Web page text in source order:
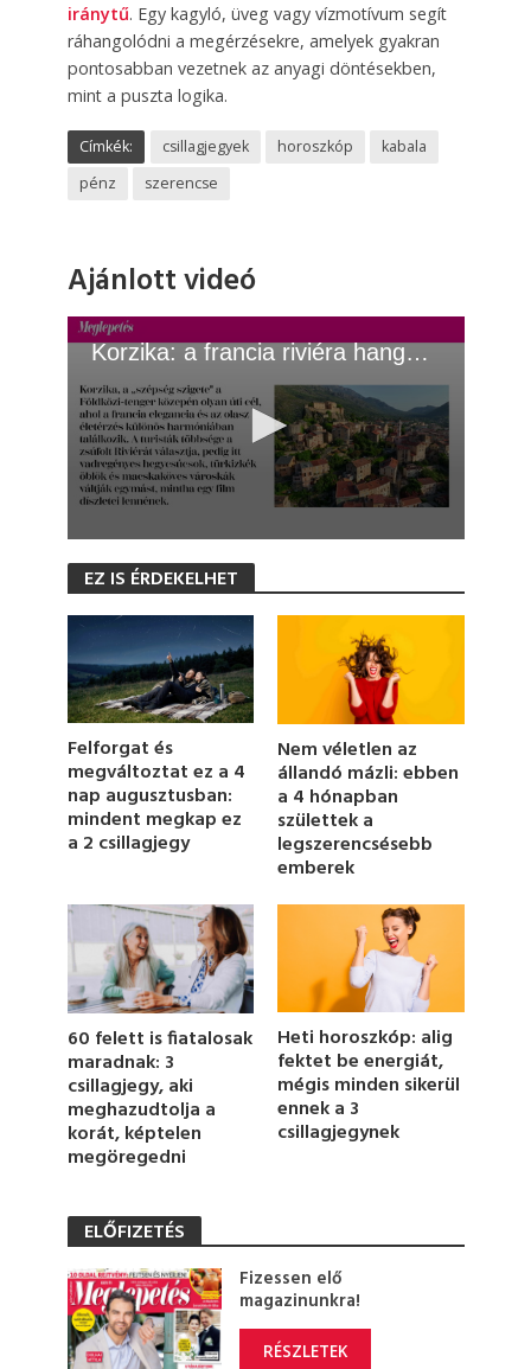
iránytű. Egy kagyló, üveg vagy vízmotívum segít
ráhangolódni a megérzésekre, amelyek gyakran
pontosabban vezetnek az anyagi döntésekben,
mint a puszta logika.
Címkék: csillagjegyek horoszkóp
kabala
pénz
szerencse
Ajánlott videó
Korzika: a francia riviéra hangulata olcsón
s
d
s
o
f
m
i
n
u
t
e
6
e
c
n
s
EZ IS ÉRDEKELHET
Felforgat és
megváltoztat ez a 4
nap augusztusban:
mindent megkap ez
a 2 csillagjegy
Nem véletlen az
állandó mázli: ebben
a 4 hónapban
születtek a
legszerencsésebb
emberek
60 felett is fiatalosak
maradnak: 3
csillagjegy, aki
meghazudtolja a
korát, képtelen
megöregedni
Heti horoszkóp: alig
fektet be energiát,
mégis minden sikerül
ennek a 3
csillagjegynek
ELŐFIZETÉS
Fizessen elő
magazinunkra!
RÉSZLETEK